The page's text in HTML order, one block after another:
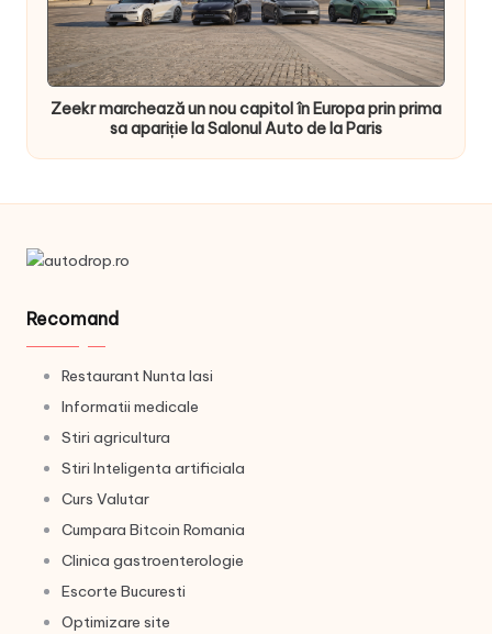
Zeekr marchează un nou capitol în Europa prin prima
sa apariție la Salonul Auto de la Paris
Recomand
Restaurant Nunta Iasi
Informatii medicale
Stiri agricultura
Stiri Inteligenta artificiala
Curs Valutar
Cumpara Bitcoin Romania
Clinica gastroenterologie
Escorte Bucuresti
Optimizare site